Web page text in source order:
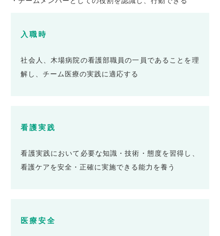
入職時
社会人、木場病院の看護部職員の一員であることを理
解し、チーム医療の実践に適応する
看護実践
看護実践において必要な知識・技術・態度を習得し、
看護ケアを安全・正確に実施できる能力を養う
医療安全